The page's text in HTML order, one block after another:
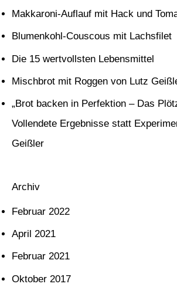
n
n
a
c
h
:
Makkaroni-Auflauf mit Hack und
Blumenkohl-Couscous mit Lachsfilet
Die 15 wertvollsten Lebensmittel
Mischbrot mit Roggen von Lutz
„Brot backen in Perfektion – Das
Vollendete Ergebnisse statt
Geißler
Archiv
Februar 2022
April 2021
Februar 2021
Oktober 2017